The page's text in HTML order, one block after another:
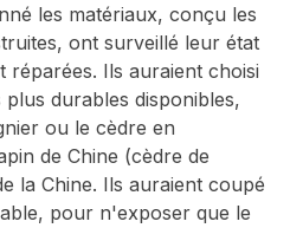
les matériaux, conçu les
ont surveillé leur état
réparées. Ils auraient choisi
plus durables disponibles,
ou le cèdre en
de Chine (cèdre de
la Chine. Ils auraient coupé
pour n'exposer que le